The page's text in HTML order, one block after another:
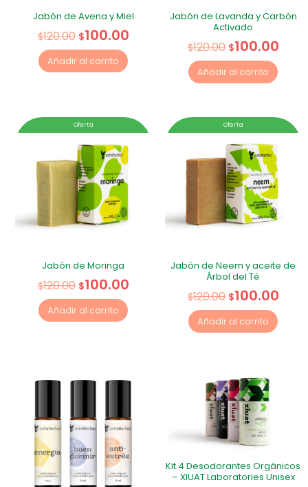
Jabón de Avena y Miel
$120.00 $100.00
Añadir al carrito
Jabón de Lavanda y Carbón
Activado
$120.00 $100.00
Añadir al carrito
Oferta
Jabón de Moringa
$120.00 $100.00
Añadir al carrito
Oferta
Jabón de Neem y aceite de
Árbol del Té
$120.00 $100.00
Añadir al carrito
Kit 4 Desodorantes Orgánicos
– XIUAT Laboratories Unisex